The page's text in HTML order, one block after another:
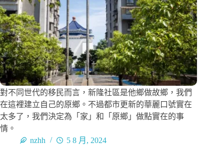
對不同世代的移民而言，新隆社區是他鄉做故鄉，我們
在這裡建立自己的原鄉。不過都市更新的華麗口號實在
太多了，我們決定為「家」和「原鄉」做點實在的事
情。
nzhh
5 8 月, 2024